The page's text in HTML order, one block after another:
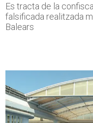
Es tracta de la
falsificada realitzada
Balears